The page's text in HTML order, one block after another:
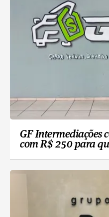
GF Intermediações
com R$ 250 para